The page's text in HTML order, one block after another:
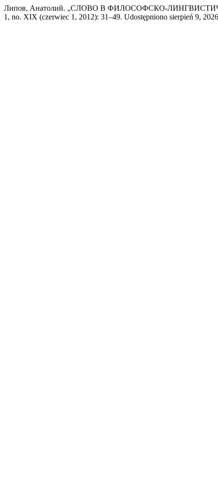
Липов, Анатолий. „СЛОВО В ФИЛОСОФСКО-
1, no. XIX (czerwiec 1, 2012): 31–49. Udostępniono sierpień 9,